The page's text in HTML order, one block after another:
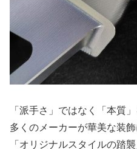
「派手さ」ではなく「本質
多くのメーカーが華美な装
「オリジナルスタイルの踏